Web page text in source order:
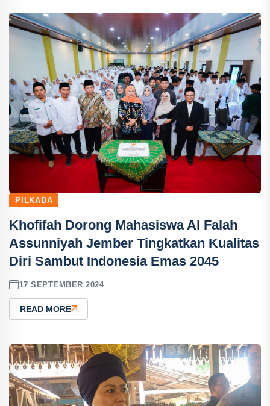
PILKADA
Khofifah Dorong Mahasiswa Al Falah
Assunniyah Jember Tingkatkan Kualitas
Diri Sambut Indonesia Emas 2045
17 SEPTEMBER 2024
READ MORE